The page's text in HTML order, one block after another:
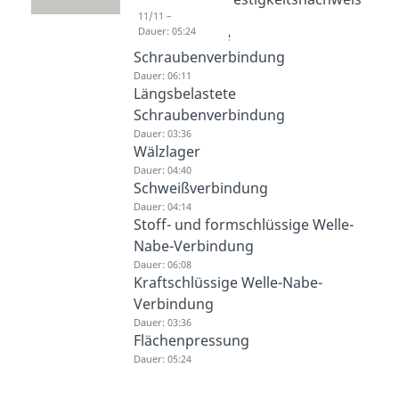
Dauer: 06:32
Querbelastete
Schraubenverbindung
Dauer: 06:11
Längsbelastete
Schraubenverbindung
Dauer: 03:36
Wälzlager
Dauer: 04:40
Schweißverbindung
Dauer: 04:14
Stoff- und formschlüssige Welle-
Nabe-Verbindung
Dauer: 06:08
Kraftschlüssige Welle-Nabe-
Verbindung
Dauer: 03:36
Flächenpressung
Dauer: 05:24
11/11 –
Dauer: 05:24